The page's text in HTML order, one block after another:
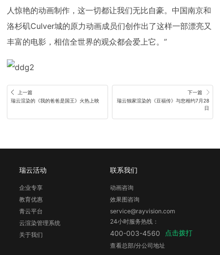
人惊艳的动画制作，这一切都让我们无比自豪。中国南京和
洛杉矶Culver城的原力动画成员们创作出了这样一部漂亮又
丰富的电影，相信全世界的观众都会爱上它。”
上一篇
瑞云渲染的《我的爸爸是国王》火热上映
下一篇
瑞云独家渲染的《豆福传》与您相约7月28
日
瑞云活动
企业专享
教育优惠
青云平台
云渲染管理系统
关于我们
联系我们
动画咨询
效果图咨询
service@rayvision.com
24小时服务热线：
400-003-4560 点击拨打
查看总部/分公司地址